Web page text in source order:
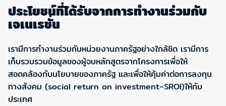
ประโยชน์ที่ได้รับจากการทำงานร่วมกับ
เจเนเรชั่น
เรามีการทำงานร่วมกับหน่วยงานภาครัฐอย่างใกล้ชิด เรามีการ
เก็บรวบรวมข้อมูลของผู้จบหลักสูตรจากโครงการเพื่อให้
สอดคล้องกับนโยบายของภาครัฐ และเพื่อให้คุ้มค่าต่อการลงทุน
ทางสังคม (social return on investment–SROI)ให้กับ
ประเทศ